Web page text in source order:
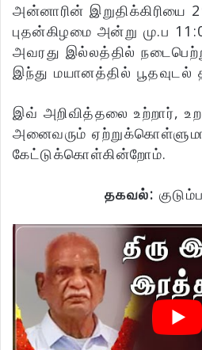
அன்னாரின் இறுதிக்கிரியை
புதன்கிழமை அன்று மு.ப
அவரது இல்லத்தில்
இந்து மயானத்தில்
இவ் அறிவித்தலை உற்றார்,
அனைவரும்
கேட்டுக்கொள்கின்றோம்.
தகவல்: